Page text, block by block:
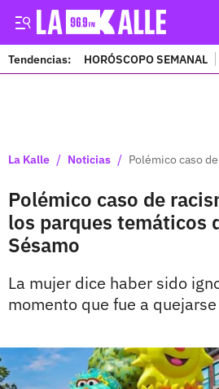
Tendencias: HORÓSCOPO SEMANAL
La Kalle / Noticias / Polémico caso
Polémico caso de
los parques temáticos
Sésamo
La mujer dice haber sido
momento que fue a quejarse